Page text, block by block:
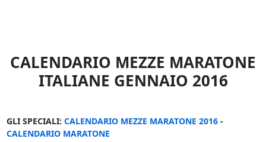
CALENDARIO MEZZE MARATONE
ITALIANE GENNAIO 2016
GLI SPECIALI: CALENDARIO MEZZE MARATONE 2016-
CALENDARIO MARATONE